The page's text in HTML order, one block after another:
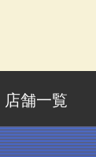
店舗一覧